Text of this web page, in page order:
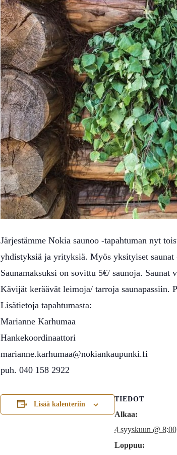
Järjestämme Nokia saunoo -tapahtuman nyt
yhdistyksiä ja yrityksiä. Myös yksityiset saunat
Saunamaksuksi on sovittu 5€/ saunoja.
Kävijät keräävät leimoja/ tarroja saunapassiin.
Lisätietoja tapahtumasta:
Marianne Karhumaa
Hankekoordinaattori
marianne.karhumaa@nokiankaupunki.fi
puh. 040 158 2922
Lisää kalenteriin
TIEDOT
Alkaa:
4 syyskuun @ 8:00
Loppuu: